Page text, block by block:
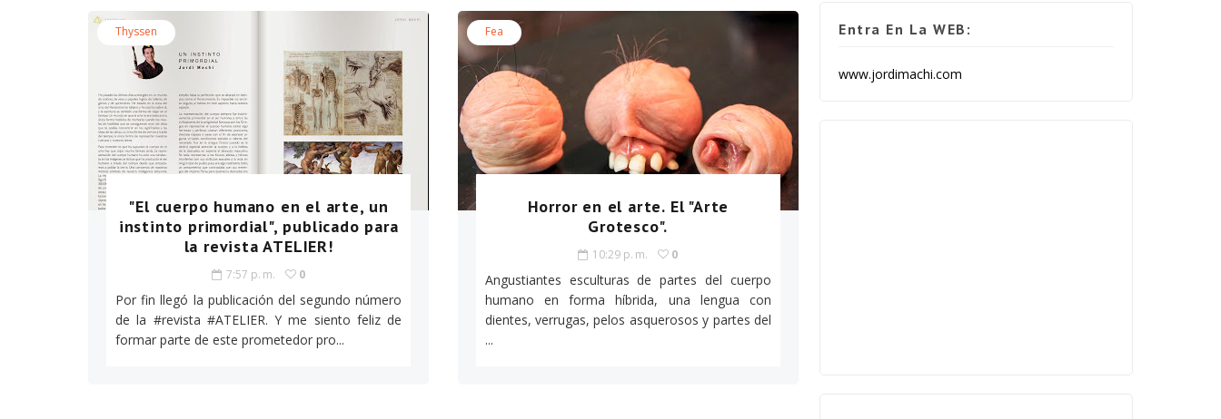
Thyssen
"El cuerpo humano en el arte, un
instinto primordial", publicado para
la revista ATELIER!
7:57 p. m. 0
Por fin llegó la publicación del segundo número
de la ‪#‎revista‬ ‪#‎ATELIER‬. Y me siento feliz de
formar parte de este prometedor pro...
Fea
Horror en el arte. El "Arte
Grotesco".
10:29 p. m. 0
Angustiantes esculturas de partes del cuerpo
humano en forma híbrida, una lengua con
dientes, verrugas, pelos asquerosos y partes del
...
Entra En La WEB:
www.jordimachi.com